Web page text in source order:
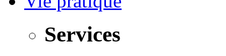
Services